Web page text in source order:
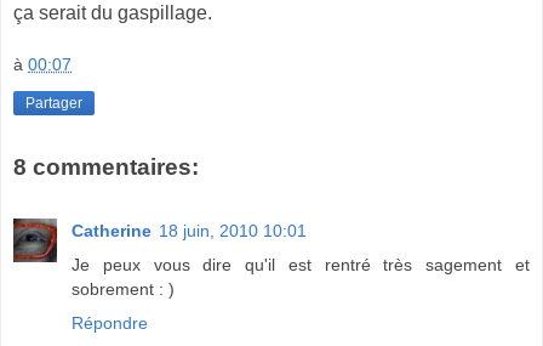
ça serait du gaspillage.
à 00:07
Partager
8 commentaires:
Catherine 18 juin, 2010 10:01
Je peux vous dire qu'il est rentré très sagement et
sobrement : )
Répondre